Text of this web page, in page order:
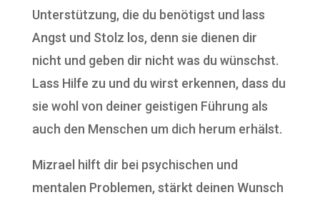
Unterstützung, die du benötigst und lass
Angst und Stolz los, denn sie dienen dir
nicht und geben dir nicht was du wünschst.
Lass Hilfe zu und du wirst erkennen, dass du
sie wohl von deiner geistigen Führung als
auch den Menschen um dich herum erhälst.
Mizrael hilft dir bei psychischen und
mentalen Problemen, stärkt deinen Wunsch